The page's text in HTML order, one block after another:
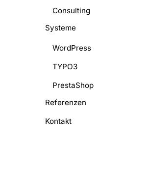
Consulting
Systeme
WordPress
TYPO3
PrestaShop
Referenzen
Kontakt